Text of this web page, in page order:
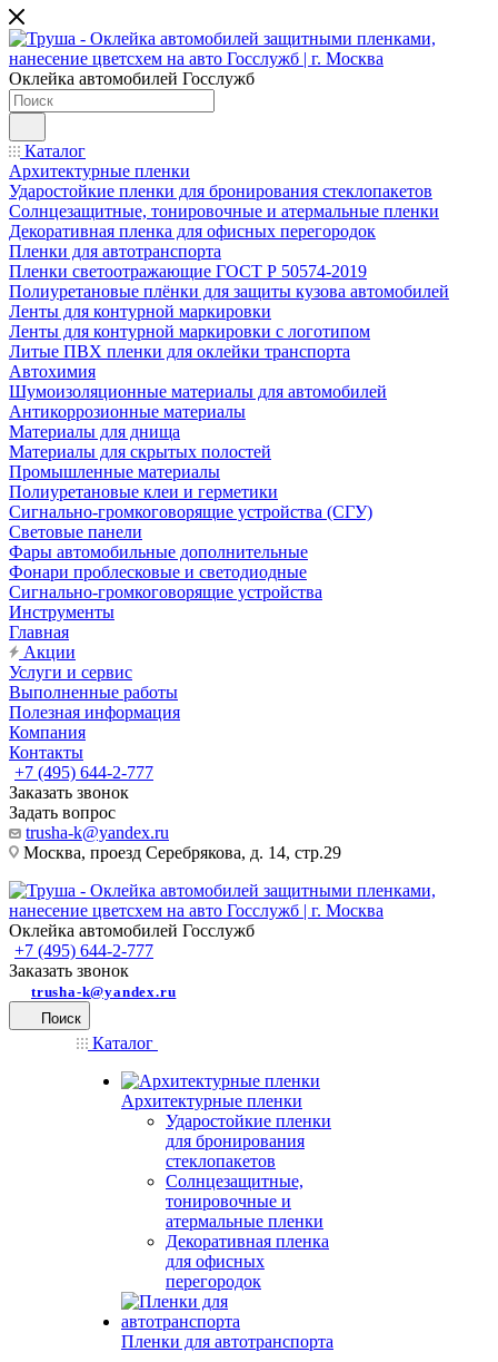
Оклейка автомобилей Госслужб
Каталог
Архитектурные пленки
Ударостойкие пленки для бронирования стеклопакетов
Солнцезащитные, тонировочные и атермальные пленки
Декоративная пленка для офисных перегородок
Пленки для автотранспорта
Пленки светоотражающие ГОСТ Р 50574-2019
Полиуретановые плёнки для защиты кузова автомобилей
Ленты для контурной маркировки
Ленты для контурной маркировки с логотипом
Литые ПВХ пленки для оклейки транспорта
Автохимия
Шумоизоляционные материалы для автомобилей
Антикоррозионные материалы
Материалы для днища
Материалы для скрытых полостей
Промышленные материалы
Полиуретановые клеи и герметики
Сигнально-громкоговорящие устройства (СГУ)
Световые панели
Фары автомобильные дополнительные
Фонари проблесковые и светодиодные
Сигнально-громкоговорящие устройства
Инструменты
Главная
Акции
Услуги и сервис
Выполненные работы
Полезная информация
Компания
Контакты
+7 (495) 644-2-777
Заказать звонок
Задать вопрос
trusha-k@yandex.ru
Москва, проезд Серебрякова, д. 14, стр.29
Оклейка автомобилей Госслужб
+7 (495) 644-2-777
Заказать звонок
trusha-k@yandex.ru
Поиск
Каталог
Архитектурные пленки
Ударостойкие пленки
для бронирования
стеклопакетов
Солнцезащитные,
тонировочные и
атермальные пленки
Декоративная пленка
для офисных
перегородок
Пленки для автотранспорта